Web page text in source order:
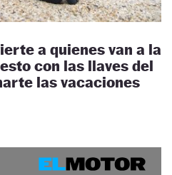
a quienes van a la
con las llaves del
las vacaciones